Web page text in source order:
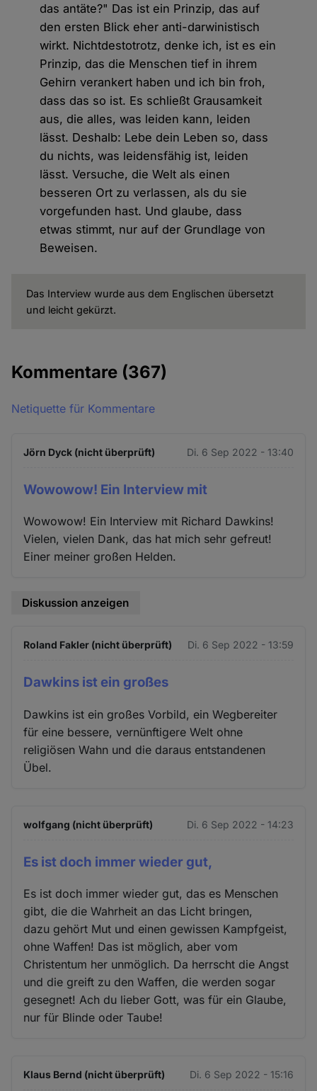
das antäte?" Das ist ein Prinzip, das auf
den ersten Blick eher anti-darwinistisch
wirkt. Nichtdestotrotz, denke ich, ist es ein
Prinzip, das die Menschen tief in ihrem
Gehirn verankert haben und ich bin froh,
dass das so ist. Es schließt Grausamkeit
aus, die alles, was leiden kann, leiden
lässt. Deshalb: Lebe dein Leben so, dass
du nichts, was leidensfähig ist, leiden
lässt. Versuche, die Welt als einen
besseren Ort zu verlassen, als du sie
vorgefunden hast. Und glaube, dass
etwas stimmt, nur auf der Grundlage von
Beweisen.
Das Interview wurde aus dem Englischen übersetzt
und leicht gekürzt.
Kommentare (367)
Netiquette für Kommentare
Jörn Dyck (nicht überprüft) Di. 6 Sep 2022 - 13:40
Wowowow! Ein Interview mit
Wowowow! Ein Interview mit Richard Dawkins!
Vielen, vielen Dank, das hat mich sehr gefreut!
Einer meiner großen Helden.
Diskussion anzeigen
Roland Fakler (nicht überprüft) Di. 6 Sep 2022 - 13:59
Dawkins ist ein großes
Dawkins ist ein großes Vorbild, ein Wegbereiter
für eine bessere, vernünftigere Welt ohne
religiösen Wahn und die daraus entstandenen
Übel.
wolfgang (nicht überprüft) Di. 6 Sep 2022 - 14:23
Es ist doch immer wieder gut,
Es ist doch immer wieder gut, das es Menschen
gibt, die die Wahrheit an das Licht bringen,
dazu gehört Mut und einen gewissen Kampfgeist,
ohne Waffen! Das ist möglich, aber vom
Christentum her unmöglich. Da herrscht die Angst
und die greift zu den Waffen, die werden sogar
gesegnet! Ach du lieber Gott, was für ein Glaube,
nur für Blinde oder Taube!
Klaus Bernd (nicht überprüft) Di. 6 Sep 2022 - 15:16